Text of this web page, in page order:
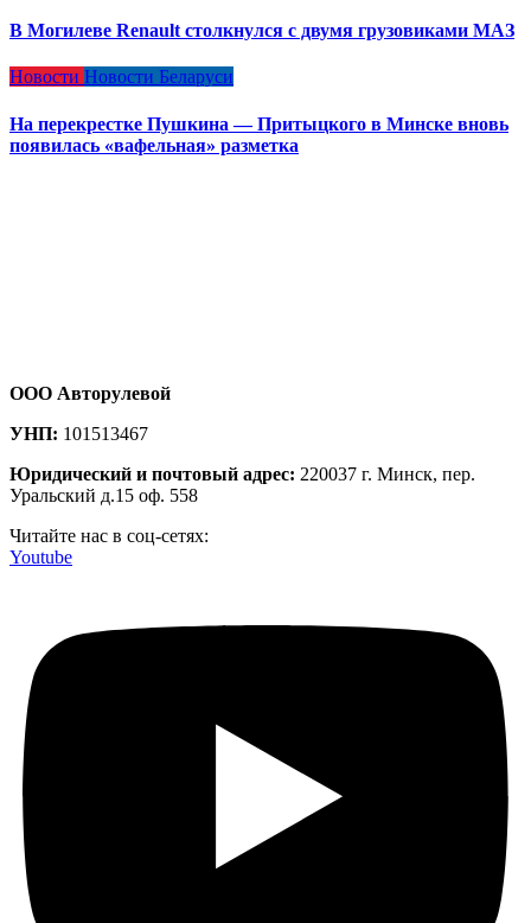
В Могилеве Renault столкнулся с двумя грузовиками МАЗ
Новости Новости Беларуси
На перекрестке Пушкина — Притыцкого в Минске вновь
появилась «вафельная» разметка
ООО Авторулевой
УНП: 101513467
Юридический и почтовый адрес: 220037 г. Минск, пер.
Уральский д.15 оф. 558
Читайте нас в соц-сетях:
Youtube